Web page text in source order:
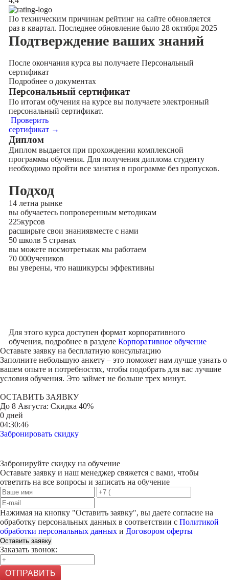
По техническим причинам рейтинг на сайте обновляется
раз в квартал. Последнее обновление было 28 октября 2025
Подтверждение ваших знаний
После окончания курса вы получаете Персональный
сертификат
Подробнее о документах
Персональный сертификат
По итогам обучения на курсе вы получаете электронный
персональный сертификат.
Проверить
сертификат →
Диплом
Диплом выдается при прохождении комплексной
программы обучения. Для получения диплома студенту
необходимо пройти все занятия в программе без пропусков.
Подход
14 летна рынке
вы обучаетесь попроверенным методикам
225курсов
расширьте свои знаниявместе с нами
50 школв 5 странах
вы можете посмотретькак мы работаем
70 000учеников
вы уверены, что нашикурсы эффективны
Для этого курса доступен формат корпоративного
обучения, подробнее в разделе Корпоративное обучение
Оставьте заявку на бесплатную консультацию
Заполните небольшую анкету – это поможет нам лучше узнать о
вашем опыте и потребностях, чтобы подобрать для вас лучшие
условия обучения. Это займет не больше трех минут.
ОСТАВИТЬ ЗАЯВКУ
До 8 Августа: Скидка 40%
0 дней
04:30:46
Забронировать скидку
Забронируйте скидку на обучение
Оставьте заявку и наш менеджер свяжется с вами, чтобы
ответить на все вопросы и записать на обучение
Нажимая на кнопку "Оставить заявку", вы даете согласие на
обработку персональных данных в соответствии с Политикой
обработки персональных данных и Договором оферты
Оставить заявку
Заказать звонок:
ОТПРАВИТЬ